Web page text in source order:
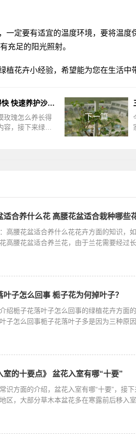
一定要有适宜的温度环境，要将温度
充足的阳光照射。
植花卉小经验，希望能为您在生活中
沙漠玫瑰怎么养长得快 快速养护沙漠玫瑰 促进沙漠玫瑰生长
玫瑰怎么养长得
，接下来绿植
下一篇
适合养什么花 高腰花盆适合栽种哪些
高腰花盆适合养什么花花卉方面的知识，
高腰花盆适合养兰花，由于兰花需要经过
叶子怎么回事 栀子花为何掉叶子？
绍栀子花落叶子怎么回事的绿植花卉方面
子怎么回事栀子花落叶子多是因为三种原
室的十要点》 盆花入室有哪“十要”
识方面的介绍，盆花入室有哪“十要”，接
区，大部分草木本盆花多在寒露前后移入